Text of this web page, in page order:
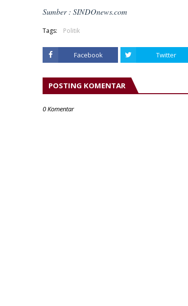
Sumber : SINDOnews.com
Tags: Politik
Facebook Twitter
POSTING KOMENTAR
0 Komentar